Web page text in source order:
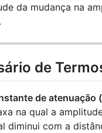
da mudança na
de
de atenuação
na qual a
diminui com a